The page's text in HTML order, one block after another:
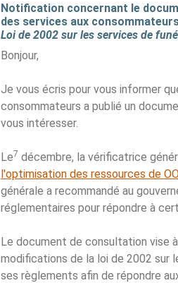
Notification concernant le
des services aux
Loi de 2002 sur les services de
Bonjour,
Je vous écris pour vous informer
consommateurs a publié un
vous intéresser.
Le7 décembre, la vérificatrice
l'optimisation des ressources de
générale a recommandé au
réglementaires pour répondre à
Le document de consultation vise
modifications de la loi de 2002 sur
ses règlements afin de répondre